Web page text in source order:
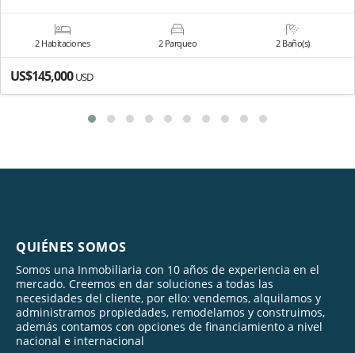
2 Habitaciones 2 Parqueo 2 Baño(s)
US$145,000USD
QUIÉNES SOMOS
Somos una Inmobiliaria con 10 años de experiencia en el
mercado. Creemos en dar soluciones a todas las
necesidades del cliente, por ello: vendemos, alquilamos y
administramos propiedades, remodelamos y construimos,
además contamos con opciones de financiamiento a nivel
nacional e internacional